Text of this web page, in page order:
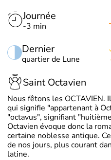
Journée
-3 min
Dernier
quartier de Lune
Saint Octavien
Nous fêtons les OCTAVIEN.
qui signifie "appartenant à
"octavus", signifiant
Octavien évoque donc la
certaine noblesse antique.
de nos jours, plus courant
latine.